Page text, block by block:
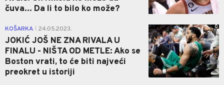
čuva... Da li to bilo ko može?
KOŠARKA 24.05.2023.
JOKIĆ JOŠ NE ZNA RIVALA U
FINALU - NIŠTA OD METLE: Ako se
Boston vrati, to će biti najveći
preokret u istoriji
0